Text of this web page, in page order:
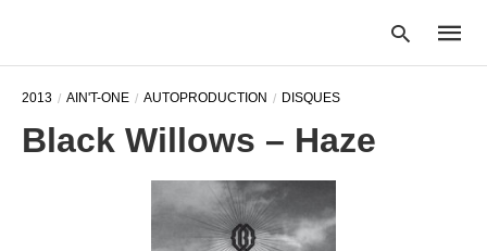
2013 AIN'T-ONE AUTOPRODUCTION DISQUES
Black Willows – Haze